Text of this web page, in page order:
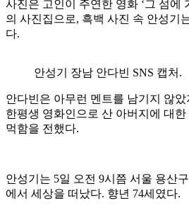
사진은 고인이 주연한 영화 ‘그 섬에
의 사진집으로, 흑백 사진 속 안성기
다.
안성기 장남 안다빈 SNS 캡처.
안다빈은 아무런 멘트를 남기지 않
한평생 영화인으로 산 아버지에 대
먹함을 전했다.
안성기는 5일 오전 9시쯤 서울 용산
에서 세상을 떠났다. 향년 74세였다.